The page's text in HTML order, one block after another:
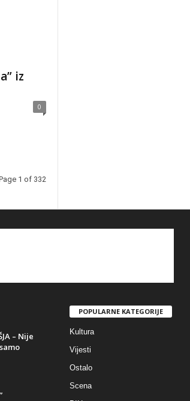
iz
0
1 of 332
– Nije
POPULARNE KATEGORIJE
Kultura
Vijesti
Ostalo
Scena